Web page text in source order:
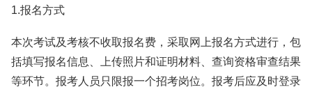
1.报名方式
本次考试及考核不收取报名费，采取网上报名方式进行，包
括填写报名信息、上传照片和证明材料、查询资格审查结果
等环节。报考人员只限报一个招考岗位。报考后应及时登录